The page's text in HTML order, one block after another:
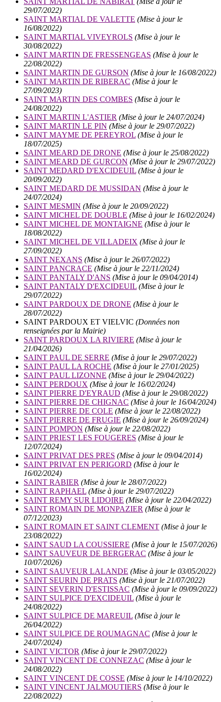
29/07/2022)
SAINT MARTIAL DE VALETTE (Mise à jour le
16/08/2022)
SAINT MARTIAL VIVEYROLS (Mise à jour le
30/08/2022)
SAINT MARTIN DE FRESSENGEAS (Mise à jour le
22/08/2022)
SAINT MARTIN DE GURSON (Mise à jour le 16/08/2022)
SAINT MARTIN DE RIBERAC (Mise à jour le
27/09/2023)
SAINT MARTIN DES COMBES (Mise à jour le
24/08/2022)
SAINT MARTIN L'ASTIER (Mise à jour le 24/07/2024)
SAINT MARTIN LE PIN (Mise à jour le 29/07/2022)
SAINT MAYME DE PEREYROL (Mise à jour le
18/07/2025)
SAINT MEARD DE DRONE (Mise à jour le 25/08/2022)
SAINT MEARD DE GURCON (Mise à jour le 29/07/2022)
SAINT MEDARD D'EXCIDEUIL (Mise à jour le
20/09/2022)
SAINT MEDARD DE MUSSIDAN (Mise à jour le
24/07/2024)
SAINT MESMIN (Mise à jour le 20/09/2022)
SAINT MICHEL DE DOUBLE (Mise à jour le 16/02/2024)
SAINT MICHEL DE MONTAIGNE (Mise à jour le
18/08/2022)
SAINT MICHEL DE VILLADEIX (Mise à jour le
27/09/2022)
SAINT NEXANS (Mise à jour le 26/07/2022)
SAINT PANCRACE (Mise à jour le 22/11/2024)
SAINT PANTALY D'ANS (Mise à jour le 09/04/2014)
SAINT PANTALY D'EXCIDEUIL (Mise à jour le
29/07/2022)
SAINT PARDOUX DE DRONE (Mise à jour le
28/07/2022)
SAINT PARDOUX ET VIELVIC (Données non
renseignées par la Mairie)
SAINT PARDOUX LA RIVIERE (Mise à jour le
21/04/2026)
SAINT PAUL DE SERRE (Mise à jour le 29/07/2022)
SAINT PAUL LA ROCHE (Mise à jour le 27/01/2025)
SAINT PAUL LIZONNE (Mise à jour le 29/04/2022)
SAINT PERDOUX (Mise à jour le 16/02/2024)
SAINT PIERRE D'EYRAUD (Mise à jour le 29/08/2022)
SAINT PIERRE DE CHIGNAC (Mise à jour le 16/04/2024)
SAINT PIERRE DE COLE (Mise à jour le 22/08/2022)
SAINT PIERRE DE FRUGIE (Mise à jour le 26/09/2024)
SAINT POMPON (Mise à jour le 22/08/2022)
SAINT PRIEST LES FOUGERES (Mise à jour le
12/07/2024)
SAINT PRIVAT DES PRES (Mise à jour le 09/04/2014)
SAINT PRIVAT EN PERIGORD (Mise à jour le
16/02/2024)
SAINT RABIER (Mise à jour le 28/07/2022)
SAINT RAPHAEL (Mise à jour le 29/07/2022)
SAINT REMY SUR LIDOIRE (Mise à jour le 22/04/2022)
SAINT ROMAIN DE MONPAZIER (Mise à jour le
07/12/2023)
SAINT ROMAIN ET SAINT CLEMENT (Mise à jour le
23/08/2022)
SAINT SAUD LA COUSSIERE (Mise à jour le 15/07/2026)
SAINT SAUVEUR DE BERGERAC (Mise à jour le
10/07/2026)
SAINT SAUVEUR LALANDE (Mise à jour le 03/05/2022)
SAINT SEURIN DE PRATS (Mise à jour le 21/07/2022)
SAINT SEVERIN D'ESTISSAC (Mise à jour le 09/09/2022)
SAINT SULPICE D'EXCIDEUIL (Mise à jour le
24/08/2022)
SAINT SULPICE DE MAREUIL (Mise à jour le
26/04/2022)
SAINT SULPICE DE ROUMAGNAC (Mise à jour le
24/07/2024)
SAINT VICTOR (Mise à jour le 29/07/2022)
SAINT VINCENT DE CONNEZAC (Mise à jour le
24/08/2022)
SAINT VINCENT DE COSSE (Mise à jour le 14/10/2022)
SAINT VINCENT JALMOUTIERS (Mise à jour le
22/08/2022)